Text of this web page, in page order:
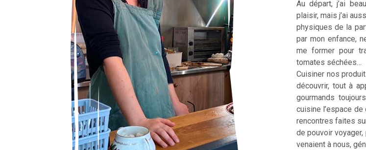
Au départ, j’ai
plaisir, mais j’ai
physiques de la
par mon enfance,
me former pour
tomates séchées…
Cuisiner nos
découvrir, tout à
gourmands
cuisine l’espace
rencontres faites
de pouvoir
venaient à nous,